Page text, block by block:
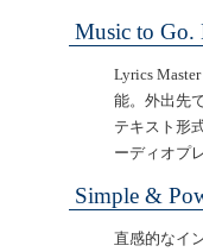
Music to Go.
Lyrics
能。外出先
テキスト形
ーディオプ
Simple &
直感的なイ